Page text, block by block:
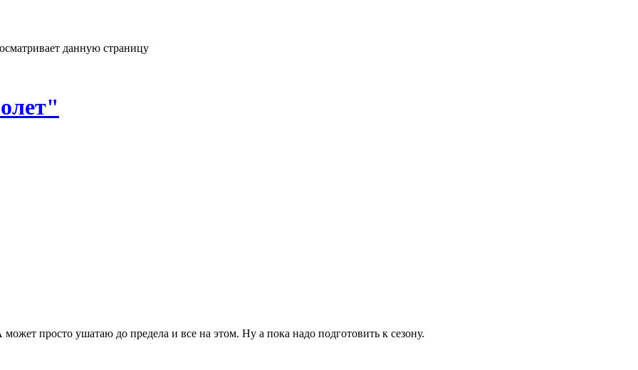
данную страницу
может просто ушатаю до предела и все на этом. Ну а пока надо подготовить к сезону.